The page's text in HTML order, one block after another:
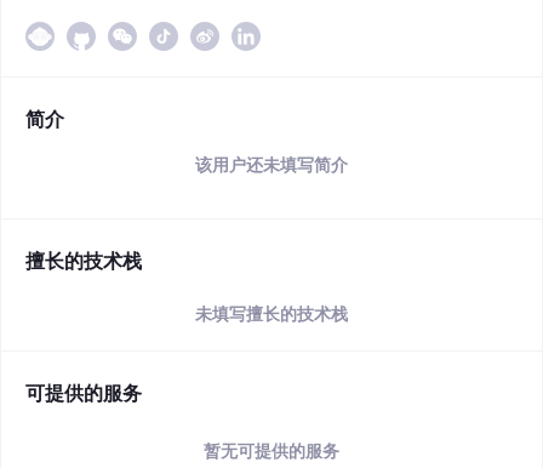
简介
该用户还未填写简介
擅长的技术栈
未填写擅长的技术栈
可提供的服务
暂无可提供的服务